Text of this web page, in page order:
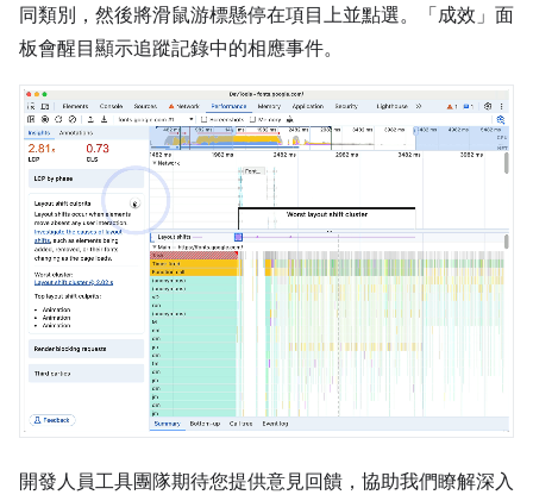
同類別，然後將滑鼠游標懸停在項目上並點選。「成效」 面
板會醒目顯示追蹤記錄中的相應事件。
開發人員工具團隊期待您提供意見回饋，協助我們瞭解深入